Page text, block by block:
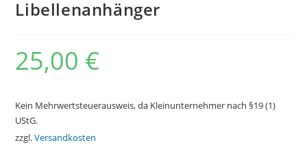
Libellenanhänger
25,00 €
Kein Mehrwertsteuerausweis, da Kleinunternehmer nach §19 (1)
UStG.
zzgl.Versandkosten